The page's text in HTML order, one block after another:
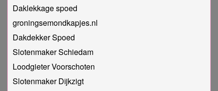
Daklekkage spoed
groningsemondkapjes.nl
Dakdekker Spoed
Slotenmaker Schiedam
Loodgieter Voorschoten
Slotenmaker Dijkzigt